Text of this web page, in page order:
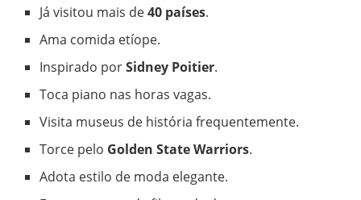
Já visitou mais de40 países.
Ama comida etíope.
Inspirado porSidney Poitier.
Toca piano nas horas vagas.
Visita museus de história frequentemente.
Torce pelo Golden State Warriors.
Adota estilo de moda elegante.